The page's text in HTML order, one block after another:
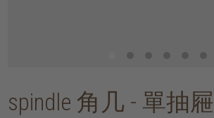
spindle 角几 - 單抽屜